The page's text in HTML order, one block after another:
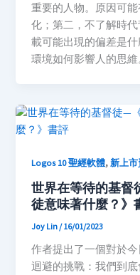
重要的人物。原因可
化；第二，不了解時
載可能出現的偏差是
環境如何影響人的思維
Logos 10 聖經軟體,新上
世界在等待的基
徒意味著什麼？》
Joy Lin/16/01/2023
作者提出了一個對於
迴避的挑戰：我們到